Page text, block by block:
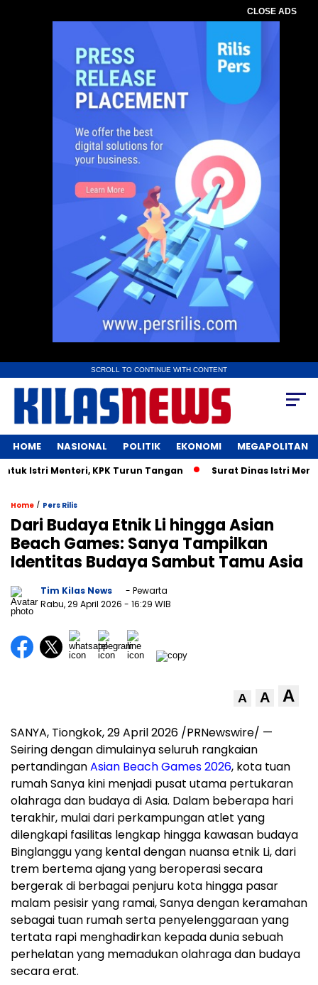
CLOSE ADS
SCROLL TO CONTINUE WITH CONTENT
HOME NASIONAL POLITIK EKONOMI MEGAPOLITAN
Istri Menteri, KPK Turun Tangan Surat Dinas Istri Menteri
Home / Pers Rilis
Dari Budaya Etnik Li hingga Asian
Beach Games: Sanya Tampilkan
Identitas Budaya Sambut Tamu Asia
Tim Kilas News
- Pewarta
Rabu, 29 April 2026 - 16:29 WIB
A A A
SANYA, Tiongkok,29 April 2026 /PRNewswire/ —
Seiring dengan dimulainya seluruh rangkaian
pertandinganAsian Beach Games 2026, kota tuan
rumah Sanya kini menjadi pusat utama pertukaran
olahraga dan budaya di Asia. Dalam beberapa hari
terakhir, mulai dari perkampungan atlet yang
dilengkapi fasilitas lengkap hingga kawasan budaya
Binglanggu yang kental dengan nuansa etnik Li, dari
trem bertema ajang yang beroperasi secara
bergerak di berbagai penjuru kota hingga pasar
malam pesisir yang ramai, Sanya dengan keramahan
sebagai tuan rumah serta penyelenggaraan yang
tertata rapi menghadirkan kepada dunia sebuah
perhelatan yang memadukan olahraga dan budaya
secara erat.